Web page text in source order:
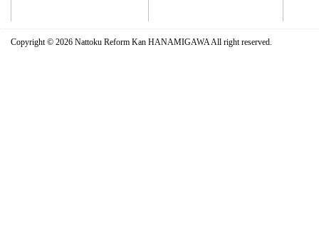
Copyright © 2026 Nattoku Reform Kan HANAMIGAWA All right reserved.